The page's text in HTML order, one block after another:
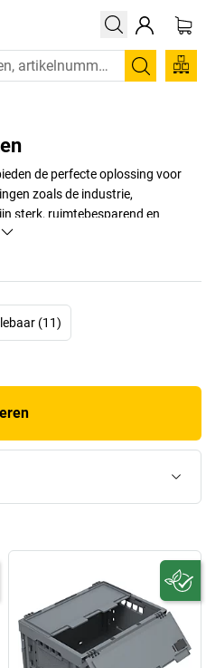
Zoeken
de perfecte oplossing voor
zoals de industrie,
sterk, ruimtebesparend en
de opslag, het transport
(11)